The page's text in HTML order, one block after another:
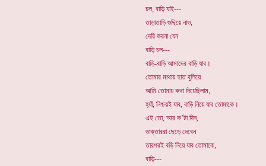
চল, বাড়ি যাই---
তাড়াতাড়ি গুছিয়ে নাও,
দেরি করনা যেন
বাড়ি চল---
বাড়ি-বাড়ি আমাদের বাড়ি যাব।
তোমার মাথায় হাত বুলিয়ে
আমি তোমায় কথা দিয়েছিলাম,
হ্যাঁ, নিশ্চয়ই যাব, বাড়ি নিয়ে যাব তোমাকে।
এই তো, আর ক’টা দিন,
ডাক্তাররা ছেড়ে দেবেন
তারপরই বড়ি নিয়ে যাব তোমাকে,
বাড়ি---